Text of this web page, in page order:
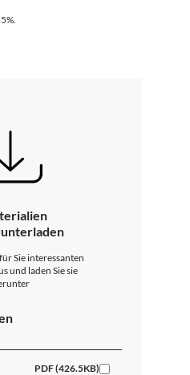
Sie interessanten
und laden Sie sie
PDF (426.5KB)